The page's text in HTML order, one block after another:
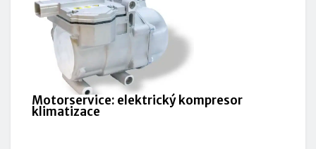
Motorservice: elektrický kompresor
klimatizace